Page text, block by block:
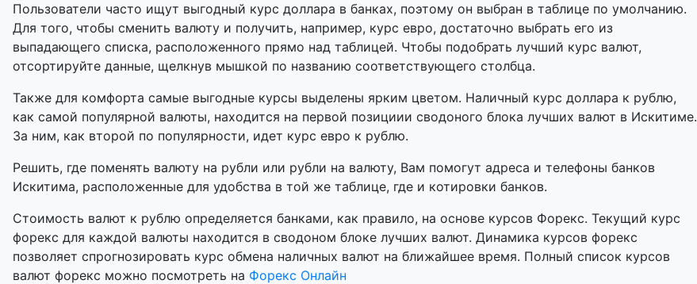
Пользователи часто ищут выгодный курс доллара в банках, поэтому он выбран в таблице по умолчанию.
Для того, чтобы сменить валюту и получить, например, курс евро, достаточно выбрать его из
выпадающего списка, расположенного прямо над таблицей. Чтобы подобрать лучший курс валют,
отсортируйте данные, щелкнув мышкой по названию соответствующего столбца.
Также для комфорта самые выгодные курсы выделены ярким цветом. Наличный курс доллара к рублю,
как самой популярной валюты, находится на первой позициии сводоного блока лучших валют в Искитиме.
За ним, как второй по популярности, идет курс евро к рублю.
Решить, где поменять валюту на рубли или рубли на валюту, Вам помогут адреса и телефоны банков
Искитима, расположенные для удобства в той же таблице, где и котировки банков.
Стоимость валют к рублю определяется банками, как правило, на основе курсов Форекс. Текущий курс
форекс для каждой валюты находится в сводоном блоке лучших валют. Динамика курсов форекс
позволяет спрогнозировать курс обмена наличных валют на ближайшее время. Полный список курсов
валют форекс можно посмотреть на Форекс Онлайн